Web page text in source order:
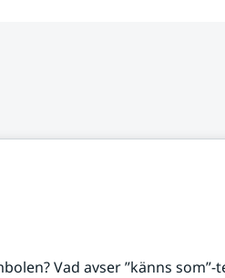
Vad avser ”känns